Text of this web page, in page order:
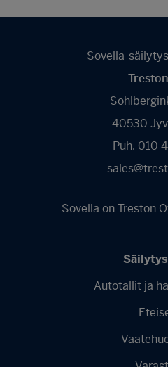
Sovella-
40530
Puh. 010
Sovella on Treston
Autotallit ja